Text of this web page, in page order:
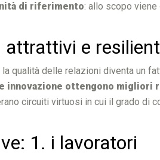
di riferimento: allo scopo viene
attrattivi e
qualità delle relazioni diventa un
innovazione ottengono
circuiti virtuosi in cui il grado
1. i lavoratori